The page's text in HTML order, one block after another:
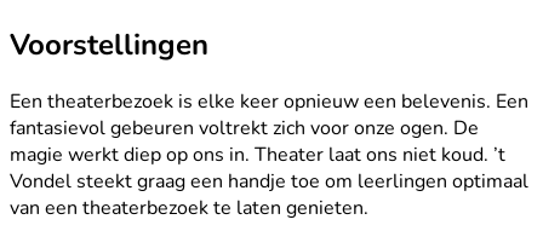
Voorstellingen
Een theaterbezoek is elke keer opnieuw een belevenis. Een
fantasievol gebeuren voltrekt zich voor onze ogen. De
magie werkt diep op ons in. Theater laat ons niet koud. ’t
Vondel steekt graag een handje toe om leerlingen optimaal
van een theaterbezoek te laten genieten.